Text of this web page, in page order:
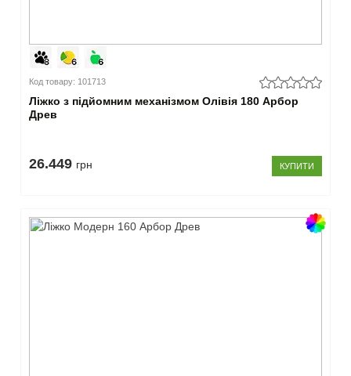
Код товару: 101713
Ліжко з підйомним механізмом Олівія 180 Арбор
Древ
26.449 грн КУПИТИ